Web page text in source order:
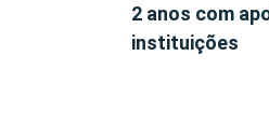
2 anos com
instituições